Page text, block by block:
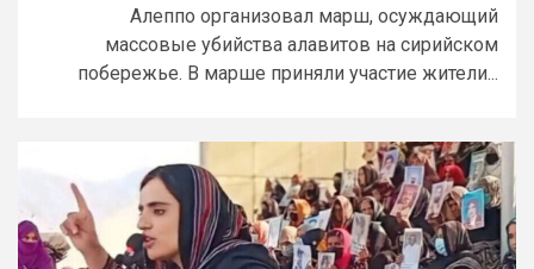
Алеппо организовал марш, осуждающий
массовые убийства алавитов на сирийском
побережье. В марше приняли участие жители...